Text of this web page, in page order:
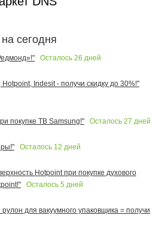
сегодня
Осталось 26 дней
Indesit - получи скидку до 30%!"
покупке ТВ Samsung!"
Осталось 27 дней
Осталось 12 дней
Hotpoint при покупке духового
Осталось 5 дней
для вакуумного упаковщика = получи